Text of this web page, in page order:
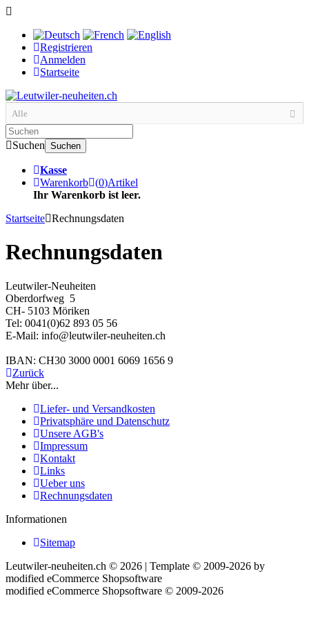
Registrieren
Anmelden
Startseite
Alle
Suchen Suchen
Kasse
Warenkorb (0)Artikel
Ihr Warenkorb ist leer.
Startseite Rechnungsdaten
Rechnungsdaten
Leutwiler-Neuheiten
Oberdorfweg 5
CH- 5103 Möriken
Tel: 0041(0)62 893 05 56
E-Mail: info@leutwiler-neuheiten.ch
IBAN: CH30 3000 0001 6069 1656 9
Zurück
Mehr über...
Liefer- und Versandkosten
Privatsphäre und Datenschutz
Unsere AGB's
Impressum
Kontakt
Links
Ueber uns
Rechnungsdaten
Informationen
Sitemap
Leutwiler-neuheiten.ch © 2026 | Template © 2009-2026 by
modified eCommerce Shopsoftware
modified eCommerce Shopsoftware © 2009-2026